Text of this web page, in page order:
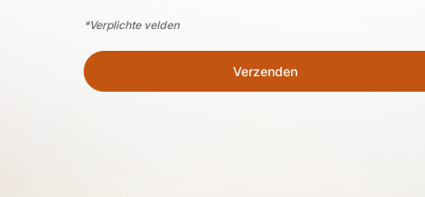
*Verplichte velden
Verzenden